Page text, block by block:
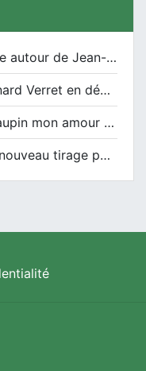
Une rencontre autour de Jean-Claude Suaudeau
Bernard Verret en dédicaces le samedi 13 décembre à l’Espace Culturel Atlantis
« Saupin mon amour » au salon du livre de Trentemoult
Un nouveau tirage pour le Docu-BD